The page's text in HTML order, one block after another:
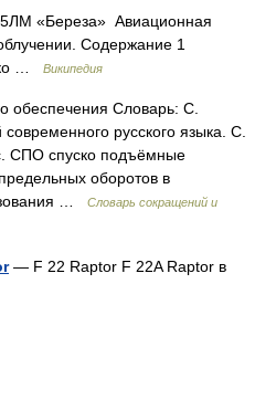
«Береза» Авиационная
Содержание 1
…
Википедия
обеспечения Словарь: С.
русского языка. С.
СПО спуско подъёмные
оборотов в
…
Словарь сокращений и
— F 22 Raptor F 22A Raptor в